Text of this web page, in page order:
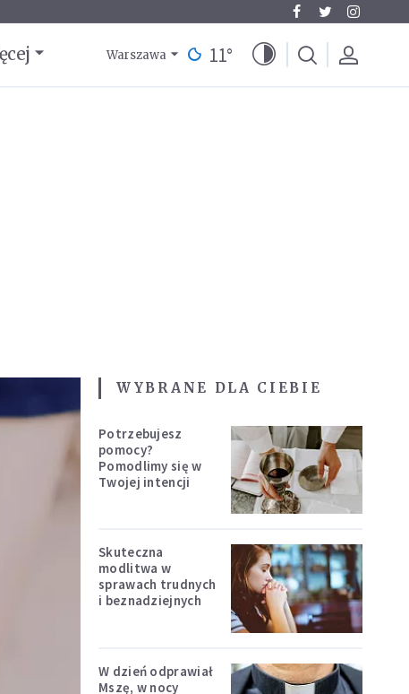
Warszawa 11°
WYBRANE DLA CIEBIE
Potrzebujesz
pomocy?
Pomodlimy się w
Twojej intencji
Skuteczna
modlitwa w
sprawach trudnych
i beznadziejnych
W dzień odprawiał
Mszę, w nocy